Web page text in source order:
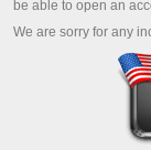
XAU/
be able to open an
We are sorry for any